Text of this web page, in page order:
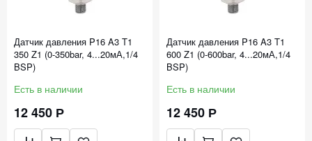
Датчик давления P16 A3 T1
350 Z1 (0-350bar, 4...20мА,1/4
BSP)
Есть в наличии
12 450 Р
Датчик давления P16 A3 T1
600 Z1 (0-600bar, 4...20мА,1/4
BSP)
Есть в наличии
12 450 Р